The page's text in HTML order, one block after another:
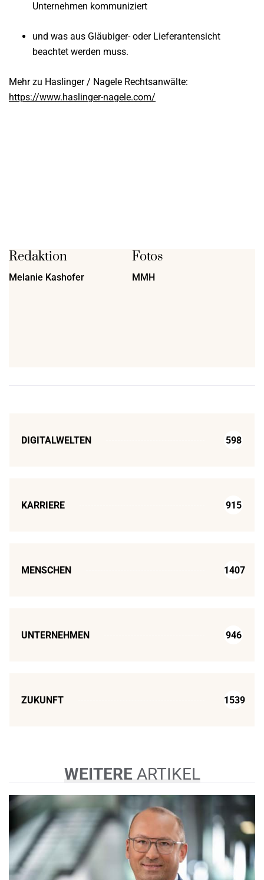
Unternehmen kommuniziert
und was aus Gläubiger- oder Lieferantensicht
beachtet werden muss.
Mehr zu Haslinger / Nagele Rechtsanwälte:
https://www.haslinger-nagele.com/
Redaktion
Melanie Kashofer
Fotos
MMH
DIGITALWELTEN 598
KARRIERE 915
MENSCHEN 1407
UNTERNEHMEN 946
ZUKUNFT 1539
WEITEREARTIKEL